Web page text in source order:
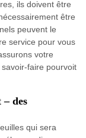
ils doivent être
être
peuvent le
service pour vous
votre
faire pourvoit
des
qui sera